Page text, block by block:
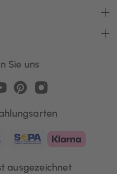
Sie uns
ausgezeichnet